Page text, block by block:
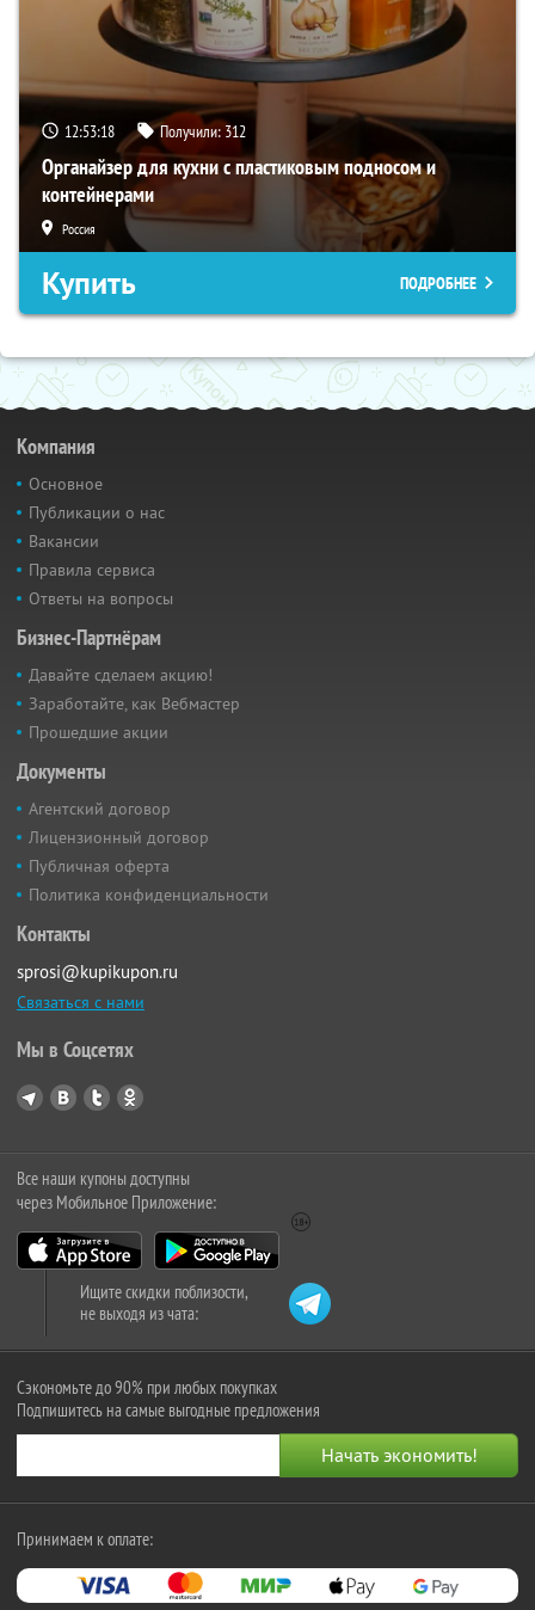
12:53:17 Получили: 312
Органайзер для кухни с пластиковым подносом и
контейнерами
Россия
Купить ПОДРОБНЕЕ
Компания
Основное
Публикации о нас
Вакансии
Правила сервиса
Ответы на вопросы
Бизнес-Партнёрам
Давайте сделаем акцию!
Заработайте, как Вебмастер
Прошедшие акции
Документы
Агентский договор
Лицензионный договор
Публичная оферта
Политика конфиденциальности
Контакты
sprosi@kupikupon.ru
Связаться с нами
Мы в Соцсетях
Все наши купоны доступны
через Мобильное Приложение:
Ищите скидки поблизости,
не выходя из чата:
Сэкономьте до 90% при любых покупках
Подпишитесь на самые выгодные предложения
Принимаем к оплате: